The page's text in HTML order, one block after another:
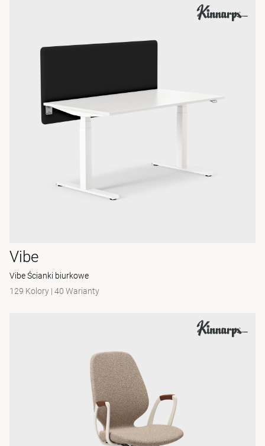
Vibe
Vibe Ścianki biurkowe
129 Kolory | 40 Warianty